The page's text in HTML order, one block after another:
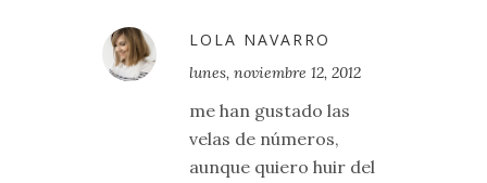
LOLA NAVARRO
lunes, noviembre 12, 2012
me han gustado las
velas de números,
aunque quiero huir del